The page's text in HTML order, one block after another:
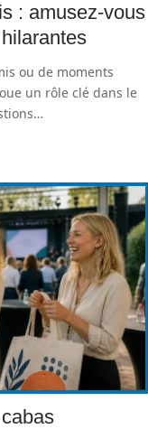
: amusez-vous
ou de moments
un rôle clé dans le
…